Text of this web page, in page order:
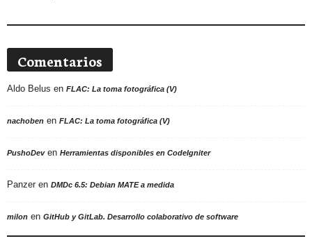
Comentarios
Aldo Belus en FLAC: La toma fotográfica (V)
nachoben en FLAC: La toma fotográfica (V)
PushoDeven Herramientas disponibles en CodeIgniter
Panzer en DMDc 6.5: Debian MATE a medida
milon en GitHub y GitLab. Desarrollo colaborativo de software